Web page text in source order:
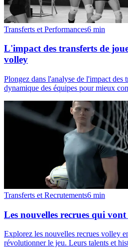
Transferts et Performances6 min
L'impact des transferts de
volley
Plongez dans l'analyse de l'impact des
dynamique des équipes pour mieux
Transferts et Recrutements6 min
Les nouvelles recrues qui
Explorez les nouvelles recrues volley
révolutionner le jeu. Leurs talents et